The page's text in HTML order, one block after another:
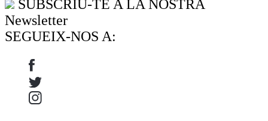
SUBSCRIU-TE A LA NOSTRA
Newsletter
SEGUEIX-NOS A: